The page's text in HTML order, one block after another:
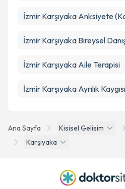
Ana Sayfa Kisisel Gelisim
Karşıyaka
İzmir Karşıyaka Anksiyete
İzmir Karşıyaka Bireysel
İzmir Karşıyaka Aile Terapisi
İzmir Karşıyaka Ayrılık Kaygısı